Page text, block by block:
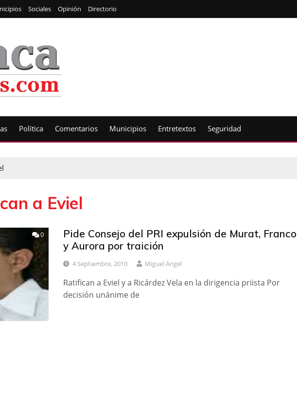
Sociales Opinión Directorio
Política Comentarios Municipios Entretextos Seguridad
a Eviel
0
Pide Consejo del PRI expulsión de Murat, Franco
y Aurora por traición
4 Septiembre, 2010 Miguel Ángel
Ratifican a Eviel y a Ricárdez Vela en la dirigencia priista Por
decisión unánime de